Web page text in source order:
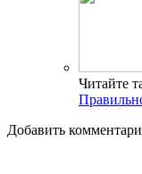
Читайте
Добавить